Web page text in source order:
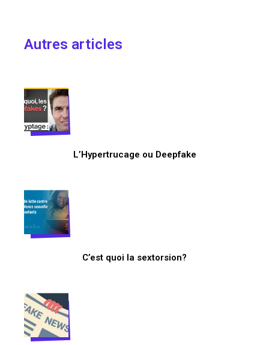
Autres articles
L’Hypertrucage ou Deepfake
C’est quoi la sextorsion?